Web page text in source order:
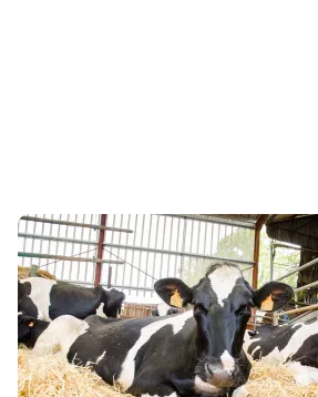
DÉFICIT FOURRAGER
Comment limiter l'utilisation de
litière ?
Les deux épisodes caniculaires ont
l’affouragement avant le début de